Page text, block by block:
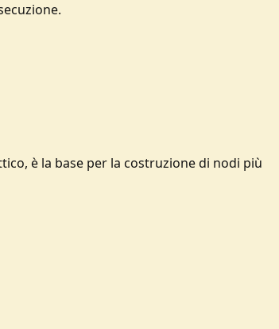
è la base per la costruzione di nodi più